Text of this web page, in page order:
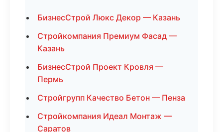
БизнесСтрой Люкс Декор — Казань
Стройкомпания Премиум Фасад —
Казань
БизнесСтрой Проект Кровля —
Пермь
Стройгрупп Качество Бетон — Пенза
Стройкомпания Идеал Монтаж —
Саратов